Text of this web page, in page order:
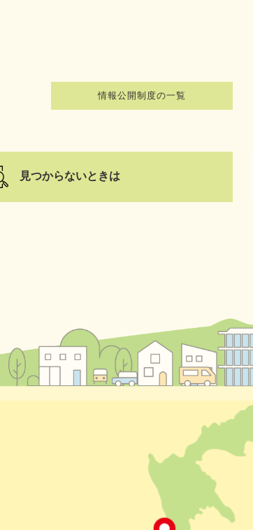
情報公開制度の一覧
見つからないときは